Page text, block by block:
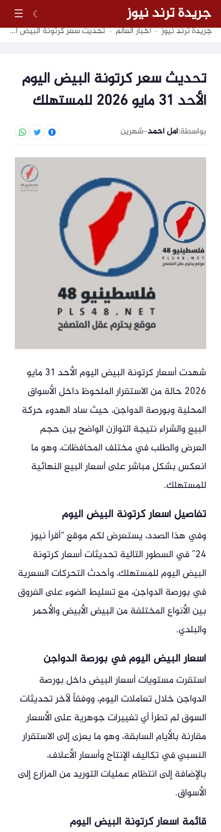
جريدة ترند نيوز ☾
☰
جريدة ترند نيوز » أخبار العالم » تحديث سعر كرتونة البيض اليوم الأحد 31 مايو 2026 للمستهلك
تحديث سعر كرتونة البيض اليوم
الأحد 31 مايو 2026 للمستهلك
بواسطة:أمل أحمد–شهرين
شهدت أسعار كرتونة البيض اليوم الأحد 31 مايو
2026 حالة من الاستقرار الملحوظ داخل الأسواق
المحلية وبورصة الدواجن، حيث ساد الهدوء حركة
البيع والشراء نتيجة التوازن الواضح بين حجم
العرض والطلب في مختلف المحافظات، وهو ما
انعكس بشكل مباشر على أسعار البيع النهائية
للمستهلك.
تفاصيل أسعار كرتونة البيض اليوم
وفي هذا الصدد، يستعرض لكم موقع “أقرأ نيوز
24” في السطور التالية تحديثات أسعار كرتونة
البيض اليوم للمستهلك، وأحدث التحركات السعرية
في بورصة الدواجن، مع تسليط الضوء على الفروق
بين الأنواع المختلفة من البيض الأبيض والأحمر
والبلدي.
أسعار البيض اليوم في بورصة الدواجن
استقرت مستويات أسعار البيض داخل بورصة
الدواجن خلال تعاملات اليوم، ووفقاً لآخر تحديثات
السوق لم تطرأ أي تغييرات جوهرية على الأسعار
مقارنة بالأيام السابقة، وهو ما يعزى إلى الاستقرار
النسبي في تكاليف الإنتاج وأسعار الأعلاف،
بالإضافة إلى انتظام عمليات التوريد من المزارع إلى
الأسواق.
قائمة أسعار كرتونة البيض اليوم